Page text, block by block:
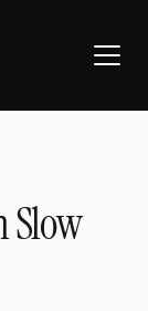
Slow